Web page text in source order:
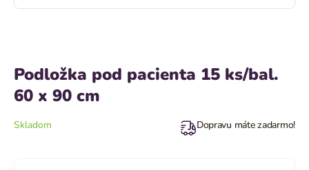
Podložka pod pacienta 15 ks/bal.
60 x 90 cm
Skladom Dopravu máte zadarmo!